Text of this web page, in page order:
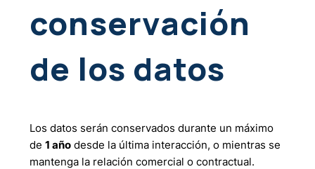
conservación
de los datos
Los datos serán conservados durante un máximo
de 1 año desde la última interacción, o mientras se
mantenga la relación comercial o contractual.